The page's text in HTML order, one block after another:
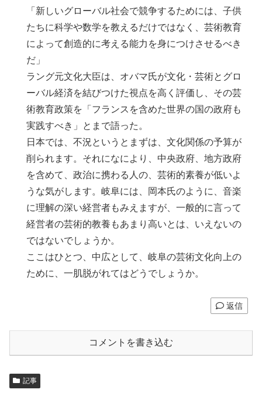
「新しいグローバル社会で競争するためには、子供
たちに科学や数学を教えるだけではなく、芸術教育
によって創造的に考える能力を身につけさせるべき
だ」
ラング元文化大臣は、オバマ氏が文化・芸術とグロ
ーバル経済を結びつけた視点を高く評価し、その芸
術教育政策を「フランスを含めた世界の国の政府も
実践すべき」とまで語った。
日本では、不況というとまずは、文化関係の予算が
削られます。それになにより、中央政府、地方政府
を含めて、政治に携わる人の、芸術的素養が低いよ
うな気がします。岐阜には、岡本氏のように、音楽
に理解の深い経営者もみえますが、一般的に言って
経営者の芸術的教養もあまり高いとは、いえないの
ではないでしょうか。
ここはひとつ、中広として、岐阜の芸術文化向上の
ために、一肌脱がれてはどうでしょうか。
返信
コメントを書き込む
記事